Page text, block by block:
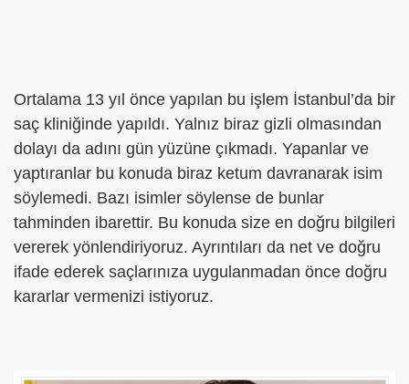
Ortalama 13 yıl önce yapılan bu işlem İstanbul’da bir
saç kliniğinde yapıldı. Yalnız biraz gizli olmasından
dolayı da adını gün yüzüne çıkmadı. Yapanlar ve
yaptıranlar bu konuda biraz ketum davranarak isim
söylemedi. Bazı isimler söylense de bunlar
tahminden ibarettir. Bu konuda size en doğru bilgileri
vererek yönlendiriyoruz. Ayrıntıları da net ve doğru
ifade ederek saçlarınıza uygulanmadan önce doğru
kararlar vermenizi istiyoruz.